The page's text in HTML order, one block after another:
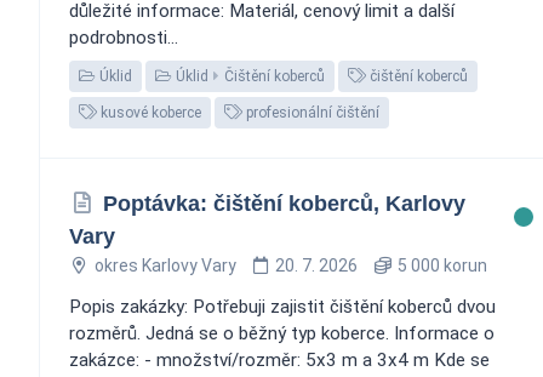
důležité informace: Materiál, cenový limit a další
podrobnosti...
Úklid Úklid Čištění koberců čištění koberců
kusové koberce profesionální čištění
Poptávka: čištění koberců, Karlovy
Vary
okres Karlovy Vary 20. 7. 2026 5 000 korun
Popis zakázky: Potřebuji zajistit čištění koberců dvou
rozměrů. Jedná se o běžný typ koberce. Informace o
zakázce: - množství/rozměr: 5x3 m a 3x4 m Kde se